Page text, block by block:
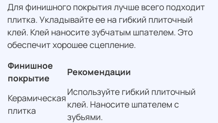
Для финишного покрытия лучше всего подходит
плитка. Укладывайте ее на гибкий плиточный
клей. Клей наносите зубчатым шпателем. Это
обеспечит хорошее сцепление.
Финишное
покрытие
Рекомендации
Керамическая
плитка
Используйте гибкий плиточный
клей. Наносите шпателем с
зубьями.